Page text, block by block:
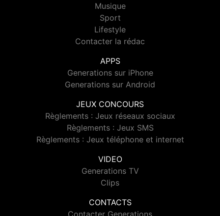
Musique
Sport
Lifestyle
Contacter la rédac
APPS
Generations sur iPhone
Generations sur Android
JEUX CONCOURS
Règlements : Jeux réseaux sociaux
Règlements : Jeux SMS
Règlements : Jeux téléphone et internet
VIDEO
Generations TV
Clips
CONTACTS